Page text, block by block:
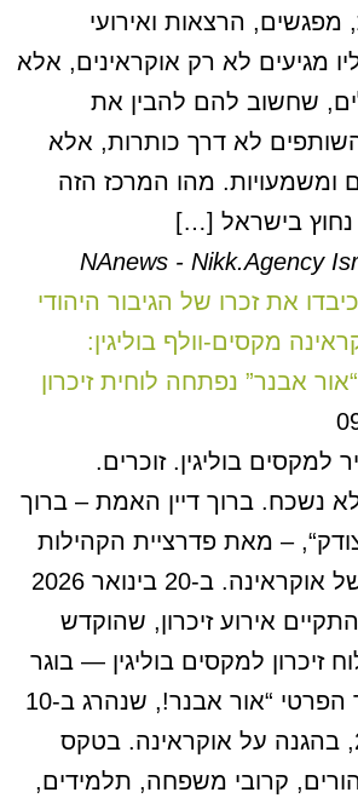
מפגשים, הרצאות ואירועי
מגיעים לא רק אוקראינים, אלא
שחשוב להם להבין את
לא דרך כותרות, אלא
ומשמעויות. מהו המרכז הזה
נחוץ בישראל […]
NAnews - Nikk.Agency
כיבדו את זכרו של הגיבור היהודי
מקסים-וולף בוליגין:
אבנר” נפתחה לוחית זיכרון
למקסים בוליגין. זוכרים.
נשכח. ברוך דיין האמת – ברוך
– מאת פדרציית הקהילות
היהודיות של אוקראינה. ב-20 בינואר 2026
התקיים אירוע זיכרון, שהוקדש
זיכרון למקסים בוליגין — בוגר
בית הספר הפרטי “אור אבנר!, שנהרג ב-10
ביוני 2024, בהגנה על אוקראינה. בטקס
קרובי משפחה, תלמידים,